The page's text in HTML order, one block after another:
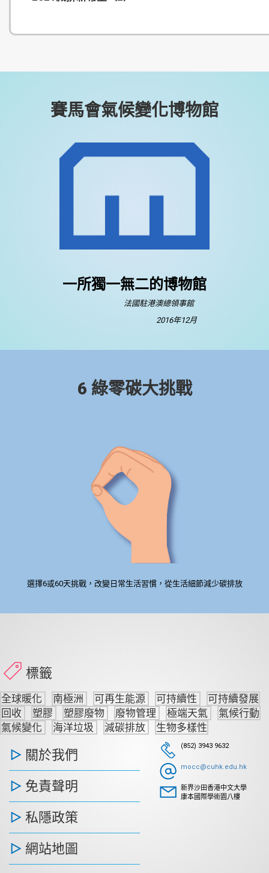
賽馬會氣候變化博物館
一所獨一無二的博物館
法國駐港澳總領事館
2016年12月
6 綠零碳大挑戰
選擇6或60天挑戰，改變日常生活習慣，從生活細節減少碳排放
標籤
全球暖化 南極洲 可再生能源 可持續性
可持續發展
回收
塑膠 塑膠廢物 廢物管理 極端天氣
氣候行動
氣候變化
海洋垃圾 減碳排放 生物多樣性
關於我們
免責聲明
私隱政策
網站地圖
(852) 3943 9632
mocc@cuhk.edu.hk
新界沙田香港中文大學
康本國際學術園八樓